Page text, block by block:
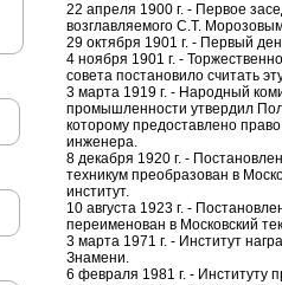
22 апреля 1900 г. - Первое
возглавляемого С.Т.
29 октября 1901 г. - Первый
4 ноября 1901 г. -
совета постановило считать
3 марта 1919 г. - Народный
промышленности утвердил
которому предоставлено
инженера.
8 декабря 1920 г. -
техникум преобразован в
институт.
10 августа 1923 г. -
переименован в Московский
3 марта 1971 г. - Институт
Знамени.
6 февраля 1981 г. - Институту